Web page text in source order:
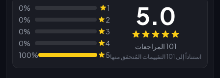
المراجعات
5.0
101 المراجعات
استناداً إلى 101 التقييمات المُتحقق منها
1
0%
2
0%
3
0%
4
0%
5
100%